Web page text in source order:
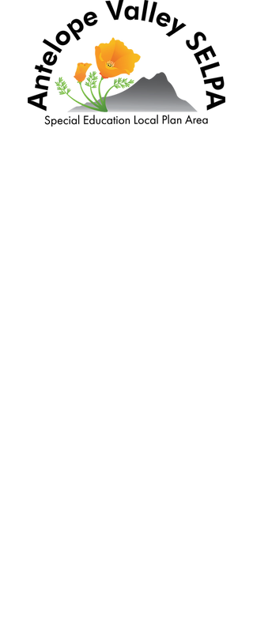
unlad, at nakikipagtulungan sa mga
distrito sa pagpapabuti ng mga
kasanayan at resulta para sa mga
estudyanteng may kapansanan.